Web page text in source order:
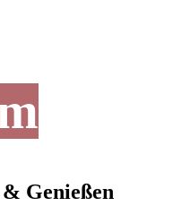
Genießen